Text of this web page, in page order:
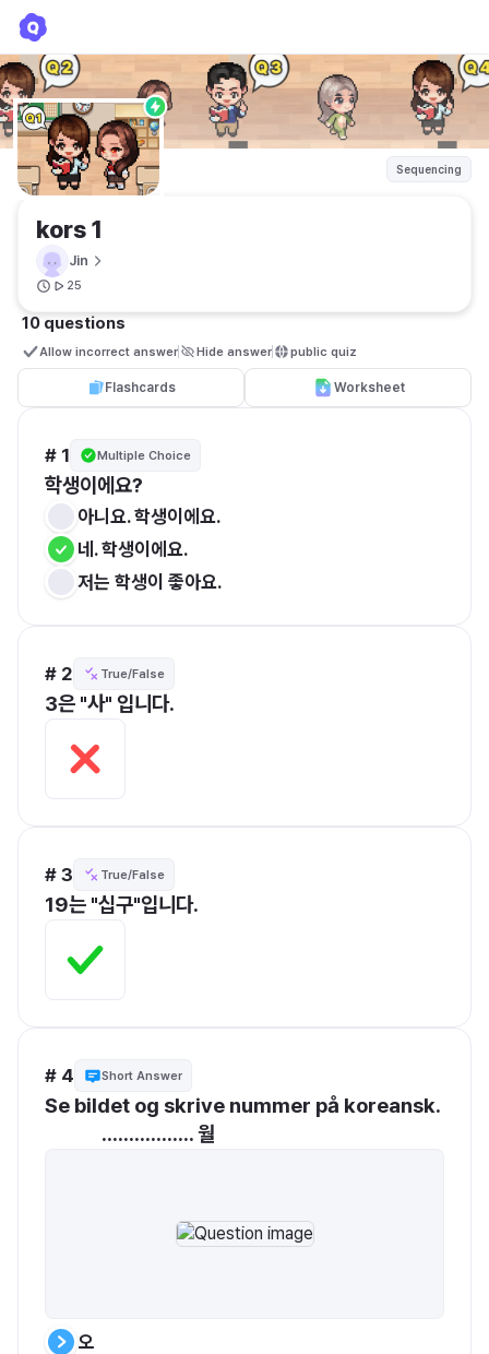
Sequencing
kors 1
Jin
25
10 questions
Allow incorrect answer Hide answer public quiz
Flashcards Worksheet
# 1 Multiple Choice
학생이에요?
아니요. 학생이에요.
네. 학생이에요.
저는 학생이 좋아요.
# 2 True/False
3은 "사" 입니다.
# 3 True/False
19는 "십구"입니다.
# 4 Short Answer
Se bildet og skrive nummer på koreansk.
             ................. 월
오